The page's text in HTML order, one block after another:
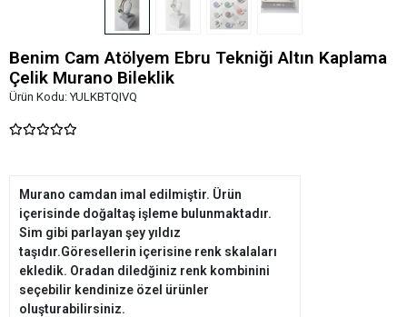
Benim Cam Atölyem Ebru Tekniği Altın Kaplama
Çelik Murano Bileklik
Ürün Kodu:YULKBTQIVQ
Murano camdan imal edilmiştir. Ürün
içerisinde doğaltaş işleme bulunmaktadır.
Sim gibi parlayan şey yıldız
taşıdır.Göresellerin içerisine renk skalaları
ekledik. Oradan diledğiniz renk kombinini
seçebilir kendinize özel ürünler
oluşturabilirsiniz.